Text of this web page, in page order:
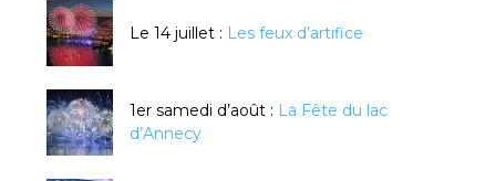
Le 14 juillet : Les feux d’artifice
1er samedi d’août : La Fête du lac
d’Annecy